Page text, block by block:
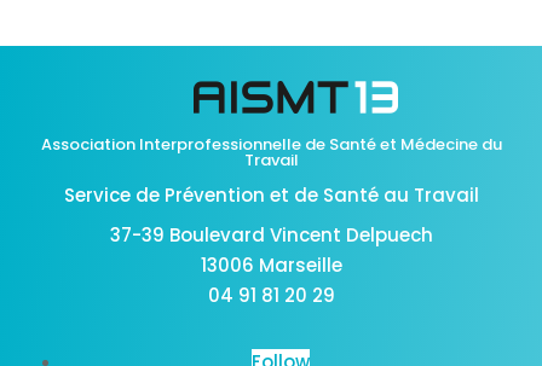
Association Interprofessionnelle de Santé et Médecine du
Travail
Service de Prévention et de Santé au Travail
37-39 Boulevard Vincent Delpuech
13006 Marseille
04 91 81 20 29